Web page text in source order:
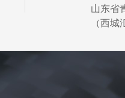
山东省
（西